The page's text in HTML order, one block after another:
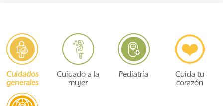
Cuidados
generales
Cuidado a la
mujer
Pediatría
Cuida tu
corazón